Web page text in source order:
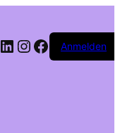
LinkedIn
Instagram
Facebook
Anmelden